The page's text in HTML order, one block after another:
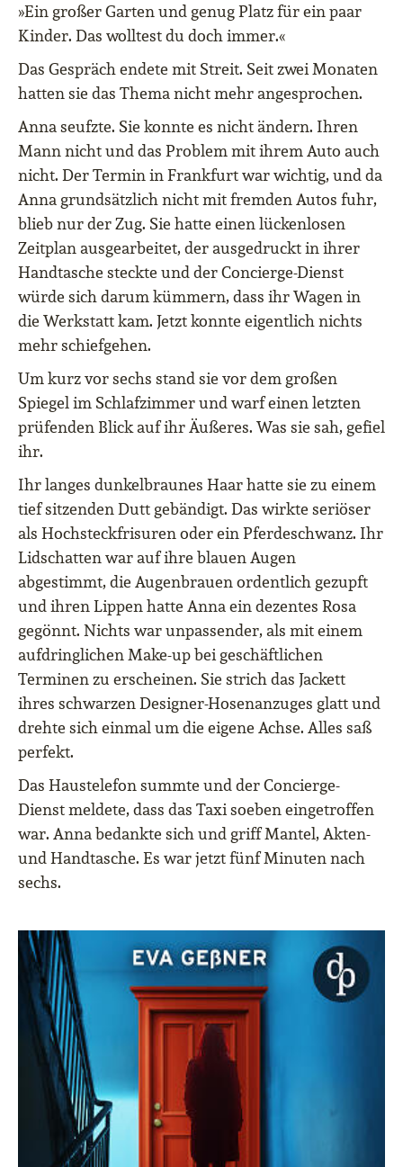
»Ein großer Garten und genug Platz für ein paar
Kinder. Das wolltest du doch immer.«
Das Gespräch endete mit Streit. Seit zwei Monaten
hatten sie das Thema nicht mehr angesprochen.
Anna seufzte. Sie konnte es nicht ändern. Ihren
Mann nicht und das Problem mit ihrem Auto auch
nicht. Der Termin in Frankfurt war wichtig, und da
Anna grundsätzlich nicht mit fremden Autos fuhr,
blieb nur der Zug. Sie hatte einen lückenlosen
Zeitplan ausgearbeitet, der ausgedruckt in ihrer
Handtasche steckte und der Concierge-Dienst
würde sich darum kümmern, dass ihr Wagen in
die Werkstatt kam. Jetzt konnte eigentlich nichts
mehr schiefgehen.
Um kurz vor sechs stand sie vor dem großen
Spiegel im Schlafzimmer und warf einen letzten
prüfenden Blick auf ihr Äußeres. Was sie sah, gefiel
ihr.
Ihr langes dunkelbraunes Haar hatte sie zu einem
tief sitzenden Dutt gebändigt. Das wirkte seriöser
als Hochsteckfrisuren oder ein Pferdeschwanz. Ihr
Lidschatten war auf ihre blauen Augen
abgestimmt, die Augenbrauen ordentlich gezupft
und ihren Lippen hatte Anna ein dezentes Rosa
gegönnt. Nichts war unpassender, als mit einem
aufdringlichen Make-up bei geschäftlichen
Terminen zu erscheinen. Sie strich das Jackett
ihres schwarzen Designer-Hosenanzuges glatt und
drehte sich einmal um die eigene Achse. Alles saß
perfekt.
Das Haustelefon summte und der Concierge-
Dienst meldete, dass das Taxi soeben eingetroffen
war. Anna bedankte sich und griff Mantel, Akten-
und Handtasche. Es war jetzt fünf Minuten nach
sechs.